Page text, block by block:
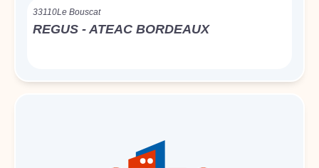
33110Le Bouscat
REGUS - ATEAC BORDEAUX